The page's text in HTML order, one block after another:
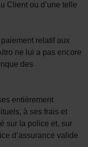
Client ou d’une telle
relatif aux
ne lui a pas encore
des
entièrement
à ses frais et
sur la police et, sur
d’assurance valide